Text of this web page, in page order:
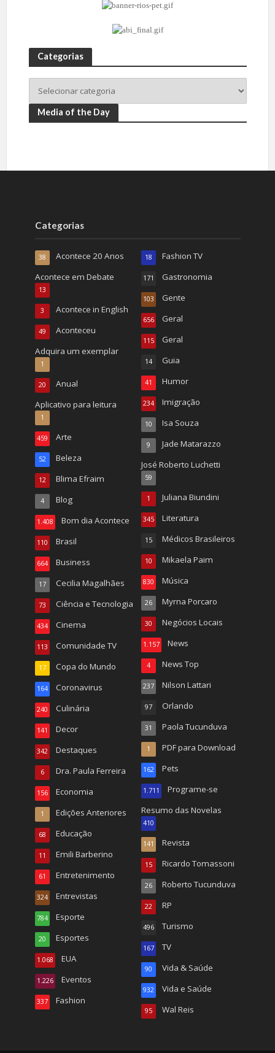
Categorias
Media of the Day
Categorias
Acontece 20 Anos
38
Acontece em Debate
13
Acontece in English
3
Aconteceu
49
Adquira um exemplar
1
Anual
20
Aplicativo para leitura
1
Arte
459
Beleza
52
Blima Efraim
12
Blog
4
Bom dia Acontece
1.408
Brasil
110
Business
664
Cecilia Magalhães
17
Ciência e Tecnologia
73
Cinema
434
Comunidade TV
113
Copa do Mundo
17
Coronavirus
164
Culinária
240
Decor
141
Destaques
342
Dra. Paula Ferreira
6
Economia
156
Edições Anteriores
1
Educação
68
Emili Barberino
11
Entretenimento
61
Entrevistas
324
Esporte
784
Esportes
20
EUA
1.068
Eventos
1.226
Fashion
337
Fashion TV
18
Gastronomia
171
Gente
103
Geral
656
Geral
115
Guia
14
Humor
41
Imigração
234
Isa Souza
10
Jade Matarazzo
9
José Roberto Luchetti
59
Juliana Biundini
1
Literatura
345
Médicos Brasileiros
15
Mikaela Paim
10
Música
830
Myrna Porcaro
26
Negócios Locais
30
News
1.157
News Top
4
Nilson Lattari
237
Orlando
97
Paola Tucunduva
31
PDF para Download
1
Pets
162
Programe-se
1.711
Resumo das Novelas
410
Revista
141
Ricardo Tomassoni
15
Roberto Tucunduva
26
RP
22
Turismo
496
TV
167
Vida & Saúde
90
Vida e Saúde
932
Wal Reis
95